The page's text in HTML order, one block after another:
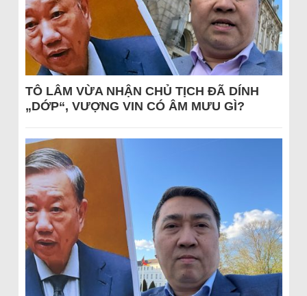
TÔ LÂM VỪA NHẬN CHỦ TỊCH ĐÃ DÍNH
„DỚP“, VƯỢNG VIN CÓ ÂM MƯU GÌ?